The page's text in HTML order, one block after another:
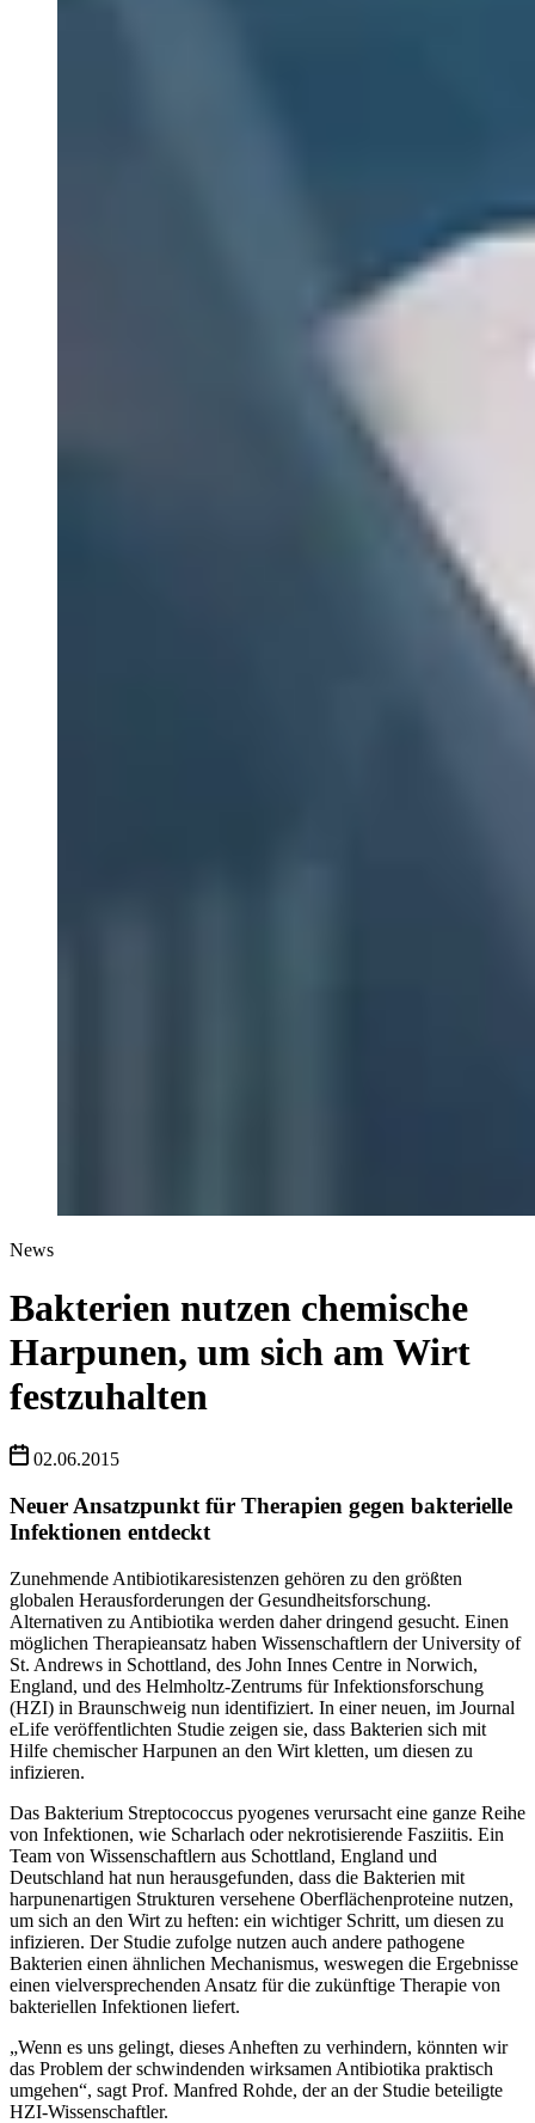
News
Bakterien nutzen chemische
Harpunen, um sich am Wirt
festzuhalten
02.06.2015
Neuer Ansatzpunkt für Therapien gegen bakterielle
Infektionen entdeckt
Zunehmende Antibiotikaresistenzen gehören zu den größten
globalen Herausforderungen der Gesundheitsforschung.
Alternativen zu Antibiotika werden daher dringend gesucht. Einen
möglichen Therapieansatz haben Wissenschaftlern der University of
St. Andrews in Schottland, des John Innes Centre in Norwich,
England, und des Helmholtz-Zentrums für Infektionsforschung
(HZI) in Braunschweig nun identifiziert. In einer neuen, im Journal
eLife veröffentlichten Studie zeigen sie, dass Bakterien sich mit
Hilfe chemischer Harpunen an den Wirt kletten, um diesen zu
infizieren.
Das Bakterium Streptococcus pyogenes verursacht eine ganze Reihe
von Infektionen, wie Scharlach oder nekrotisierende Fasziitis. Ein
Team von Wissenschaftlern aus Schottland, England und
Deutschland hat nun herausgefunden, dass die Bakterien mit
harpunenartigen Strukturen versehene Oberflächenproteine nutzen,
um sich an den Wirt zu heften: ein wichtiger Schritt, um diesen zu
infizieren. Der Studie zufolge nutzen auch andere pathogene
Bakterien einen ähnlichen Mechanismus, weswegen die Ergebnisse
einen vielversprechenden Ansatz für die zukünftige Therapie von
bakteriellen Infektionen liefert.
„Wenn es uns gelingt, dieses Anheften zu verhindern, könnten wir
das Problem der schwindenden wirksamen Antibiotika praktisch
umgehen“, sagt Prof. Manfred Rohde, der an der Studie beteiligte
HZI-Wissenschaftler.